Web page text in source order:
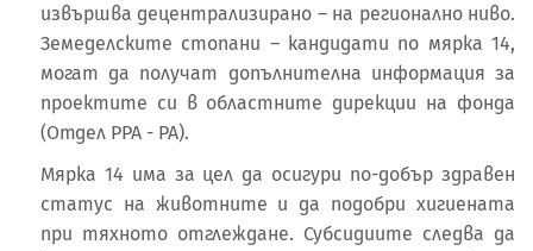
извършва децентрализирано – на регионално ниво.
Земеделските стопани – кандидати по мярка 14,
могат да получат допълнителна информация за
проектите си в областните дирекции на фонда
(Отдел РРА - РА).
Мярка 14 има за цел да осигури по-добър здравен
статус на животните и да подобри хигиената
при тяхното отглеждане. Субсидиите следва да